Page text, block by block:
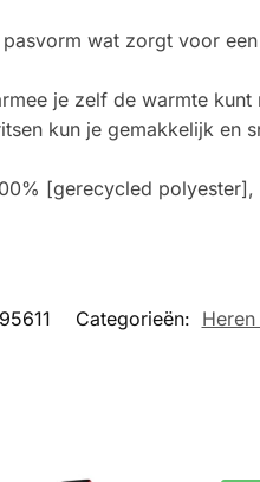
wat zorgt voor
je zelf de warmte
kun je gemakkelijk en
[gerecycled polyester],
Categorieën: